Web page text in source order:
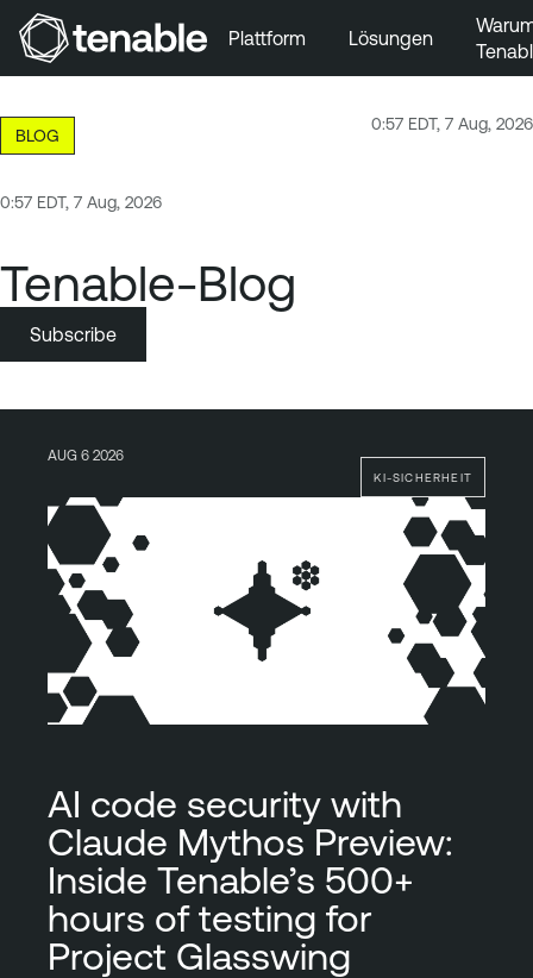
Zum Hauptinhalt wechseln
Zur Fußzeile wechseln
Plattform Lösungen
0:57 EDT, 7 Aug, 2026
BLOG
0:57 EDT, 7 Aug, 2026
Tenable-Blog
Subscribe
KI-SICHERHEIT
AUG 6 2026
AI code security with
Claude Mythos Preview:
Inside Tenable’s 500+
hours of testing for
Project Glasswing